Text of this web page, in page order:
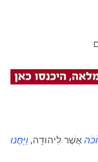
אֲשֶׁר לִיהוּדָה,וַיַּחֲנוּ